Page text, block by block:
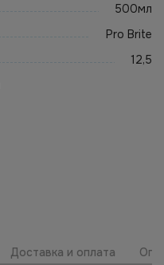
500мл
Pro Brite
12,5
Доставка и оплата